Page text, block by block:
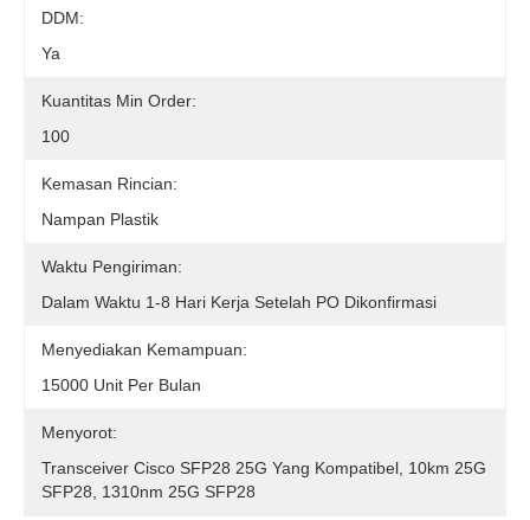
DDM:
Ya
Kuantitas Min Order:
100
Kemasan Rincian:
Nampan Plastik
Waktu Pengiriman:
Dalam Waktu 1-8 Hari Kerja Setelah PO Dikonfirmasi
Menyediakan Kemampuan:
15000 Unit Per Bulan
Menyorot:
Transceiver Cisco SFP28 25G Yang Kompatibel, 10km 25G
SFP28, 1310nm 25G SFP28